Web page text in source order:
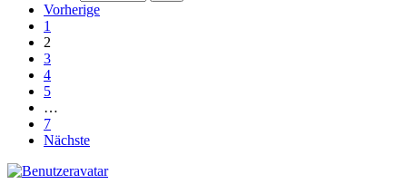
Vorherige
1
2
3
4
5
…
7
Nächste